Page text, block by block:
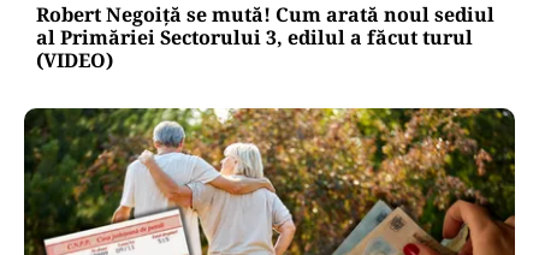
Robert Negoiță se mută! Cum arată noul sediul
al Primăriei Sectorului 3, edilul a făcut turul
(VIDEO)